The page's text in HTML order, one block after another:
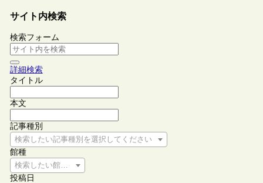
サイト内検索
検索フォーム
詳細検索
タイトル
本文
記事種別
検索したい記事種別を選択してください
館種
検索したい館種を選択してください
投稿日